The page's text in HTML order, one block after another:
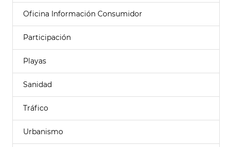
Oficina Información Consumidor
Participación
Playas
Sanidad
Tráfico
Urbanismo